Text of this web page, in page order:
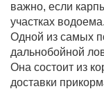
важно, если
участках водоема.
Одной из самых
дальнобойной
Она состоит из
доставки